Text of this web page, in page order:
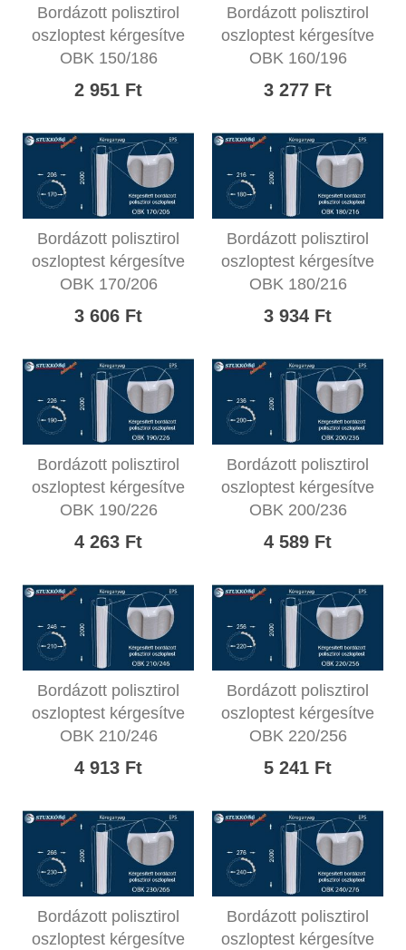
Bordázott polisztirol
oszloptest kérgesítve
OBK 150/186
2 951 Ft
Bordázott polisztirol
oszloptest kérgesítve
OBK 160/196
3 277 Ft
Bordázott polisztirol
oszloptest kérgesítve
OBK 170/206
3 606 Ft
Bordázott polisztirol
oszloptest kérgesítve
OBK 180/216
3 934 Ft
Bordázott polisztirol
oszloptest kérgesítve
OBK 190/226
4 263 Ft
Bordázott polisztirol
oszloptest kérgesítve
OBK 200/236
4 589 Ft
Bordázott polisztirol
oszloptest kérgesítve
OBK 210/246
4 913 Ft
Bordázott polisztirol
oszloptest kérgesítve
OBK 220/256
5 241 Ft
Bordázott polisztirol
oszloptest kérgesítve
Bordázott polisztirol
oszloptest kérgesítve